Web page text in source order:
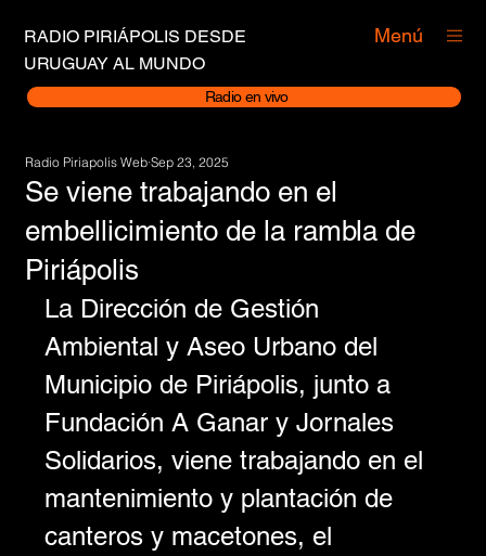
RADIO PIRIÁPOLIS DESDE
URUGUAY AL MUNDO
Radio en vivo
Menú
Se viene trabajando en el
embellicimiento de la rambla de
Piriápolis
Radio Piriapolis Web Sep 23, 2025
La Dirección de Gestión
Ambiental y Aseo Urbano del
Municipio de Piriápolis, junto a
Fundación A Ganar y Jornales
Solidarios, viene trabajando en el
mantenimiento y plantación de
canteros y macetones, el